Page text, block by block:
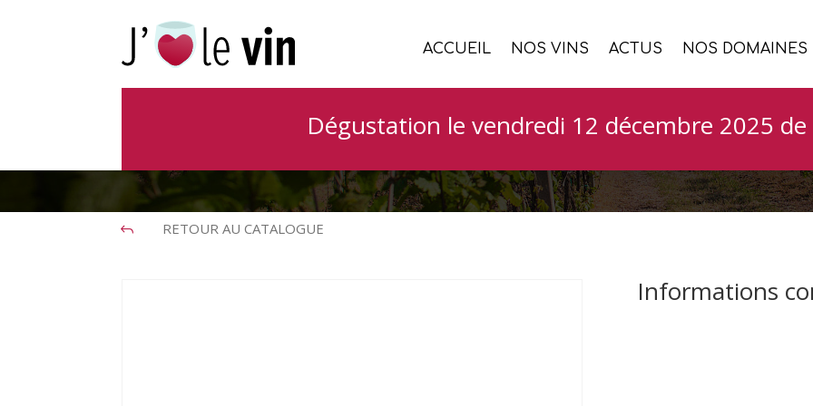
ACCUEIL NOS VINS ACTUS NOS DOMAINES
Dégustation le vendredi 12 décembre 2025 de
Chablis 1er cru Oudin
J RETOUR AU CATALOGUE
Informations